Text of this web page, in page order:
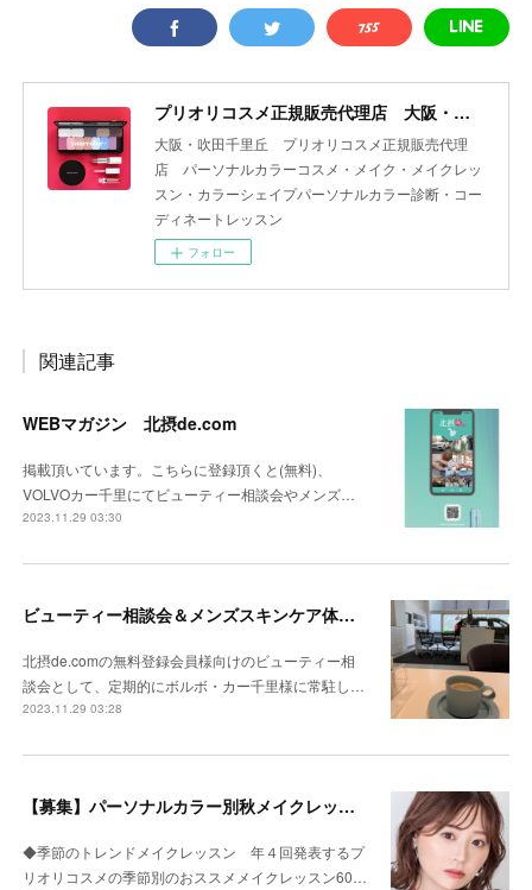
プリオリコスメ正規販売代理店 大阪・吹田 yourcolor+
大阪・吹田千里丘 プリオリコスメ正規販売代理
店 パーソナルカラーコスメ・メイク・メイクレッ
スン・カラーシェイプパーソナルカラー診断・コー
ディネートレッスン
フォロー
関連記事
WEBマガジン 北摂de.com
掲載頂いています。こちらに登録頂くと(無料)、
VOLVOカー千里にてビューティー相談会やメンズ…
2023.11.29 03:30
ビューティー相談会＆メンズスキンケア体験会atボルボ・カー千里
北摂de.comの無料登録会員様向けのビューティー相
談会として、定期的にボルボ・カー千里様に常駐し…
2023.11.29 03:28
【募集】パーソナルカラー別秋メイクレッスン リピーター向け
◆季節のトレンドメイクレッスン 年４回発表するプ
リオリコスメの季節別のおススメメイクレッスン60…